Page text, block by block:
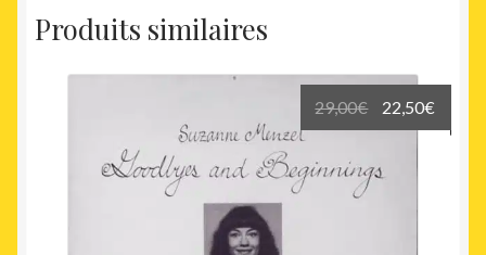
Produits similaires
29,00€
Le
prix
22,50€
prix